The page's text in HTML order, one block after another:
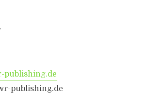
publishing.de
publishing.de